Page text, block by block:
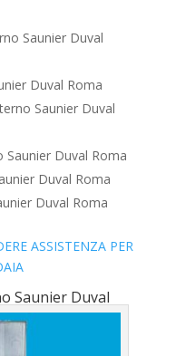
Saunier Duval
Duval Roma
Saunier Duval
Saunier Duval Roma
Duval Roma
Duval Roma
ASSISTENZA PER
Saunier Duval